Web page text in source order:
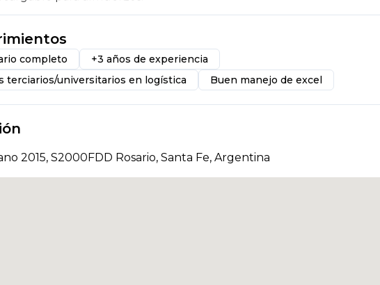
completo
+3 años de experiencia
terciarios/universitarios en logística
Buen manejo de excel
2015, S2000FDD Rosario, Santa Fe, Argentina